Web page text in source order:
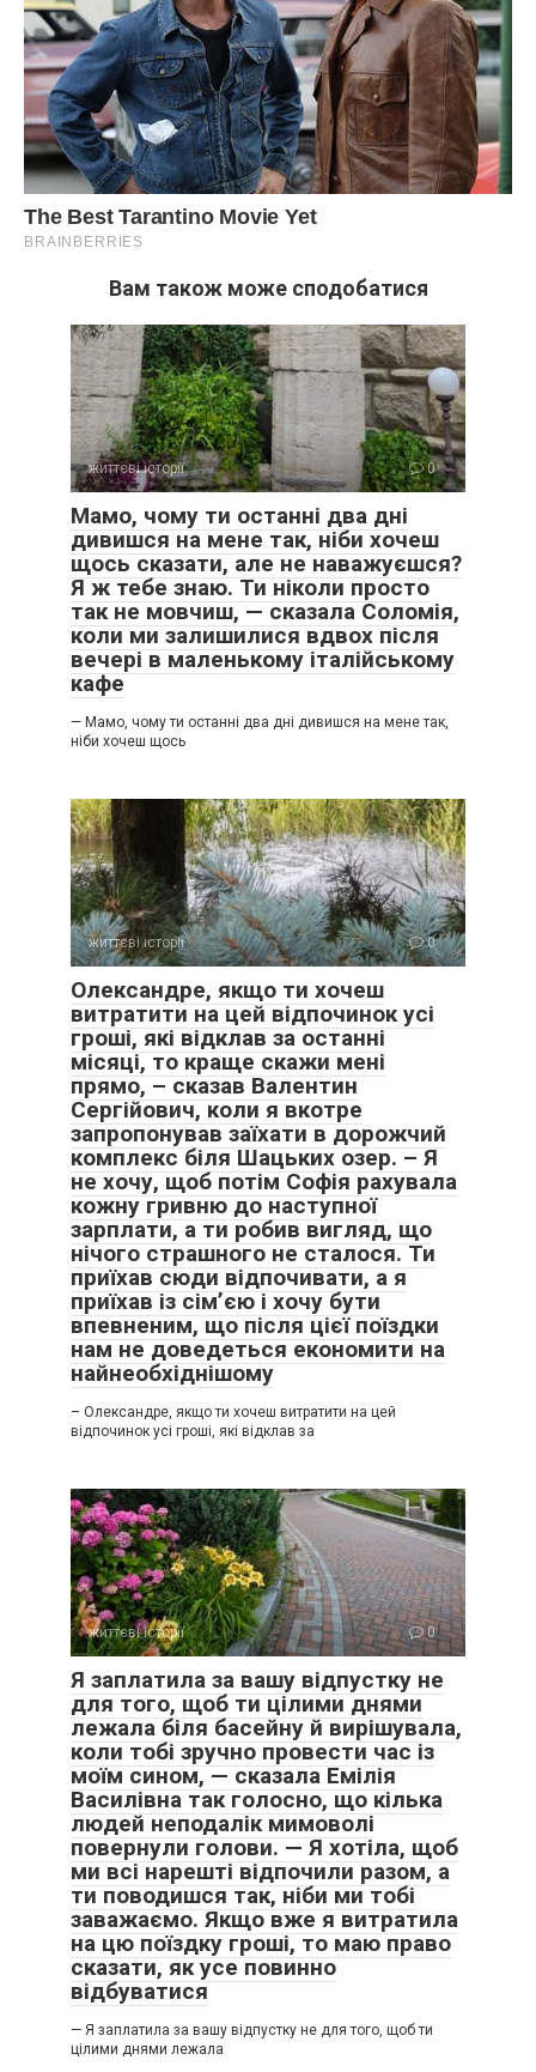
Вам також може сподобатися
життєві історії 0
Мамо, чому ти останні два дні
дивишся на мене так, ніби хочеш
щось сказати, але не наважуєшся?
Я ж тебе знаю. Ти ніколи просто
так не мовчиш, — сказала Соломія,
коли ми залишилися вдвох після
вечері в маленькому італійському
кафе
— Мамо, чому ти останні два дні дивишся на мене так,
ніби хочеш щось
життєві історії 0
Олександре, якщо ти хочеш
витратити на цей відпочинок усі
гроші, які відклав за останні
місяці, то краще скажи мені
прямо, – сказав Валентин
Сергійович, коли я вкотре
запропонував заїхати в дорожчий
комплекс біля Шацьких озер. – Я
не хочу, щоб потім Софія рахувала
кожну гривню до наступної
зарплати, а ти робив вигляд, що
нічого страшного не сталося. Ти
приїхав сюди відпочивати, а я
приїхав із сім’єю і хочу бути
впевненим, що після цієї поїздки
нам не доведеться економити на
найнеобхіднішому
– Олександре, якщо ти хочеш витратити на цей
відпочинок усі гроші, які відклав за
життєві історії 0
Я заплатила за вашу відпустку не
для того, щоб ти цілими днями
лежала біля басейну й вирішувала,
коли тобі зручно провести час із
моїм сином, — сказала Емілія
Василівна так голосно, що кілька
людей неподалік мимоволі
повернули голови. — Я хотіла, щоб
ми всі нарешті відпочили разом, а
ти поводишся так, ніби ми тобі
заважаємо. Якщо вже я витратила
на цю поїздку гроші, то маю право
сказати, як усе повинно
відбуватися
— Я заплатила за вашу відпустку не для того, щоб ти
цілими днями лежала